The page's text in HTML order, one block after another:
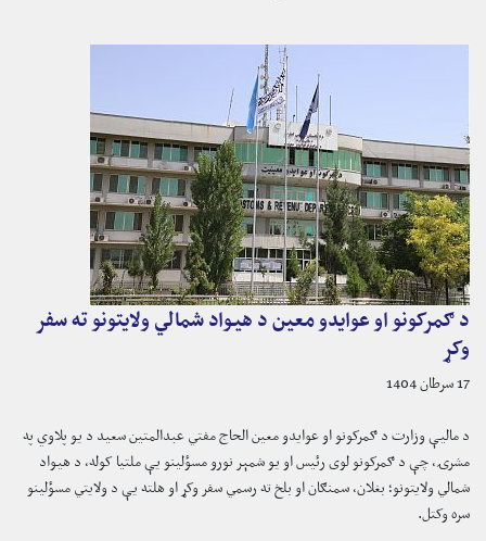
د ګمرکونو او عوایدو معین د هیواد شمالي ولایتونو ته سفر
وکړ
17 سرطان 1404
د مالیې وزارت د ګمرکونو او عوایدو معین الحاج مفتي عبدالمتین سعید د یو پلاوي په
مشرۍ، چې د ګمرکونو لوی رئیس او یو شمېر نورو مسؤلینو یې ملتیا کوله، د هیواد
شمالي ولایتونو؛ بغلان، سمنګان او بلخ ته رسمي سفر وکړ او هلته یې د ولایتي مسؤلینو
سره وکتل.